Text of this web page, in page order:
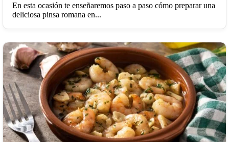
En esta ocasión te enseñaremos paso a paso cómo preparar una
deliciosa pinsa romana en...